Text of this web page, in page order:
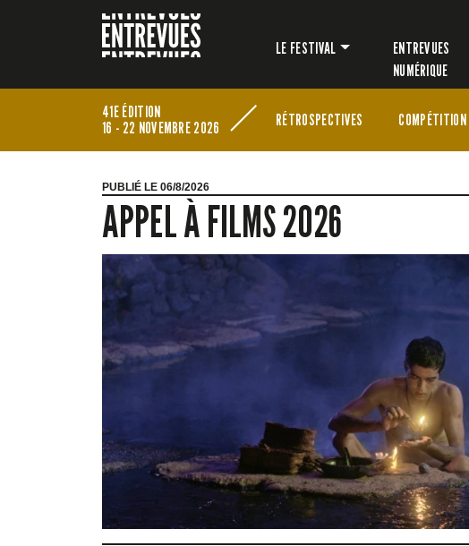
LE FESTIVAL
ENTREVUES
NUMÉRIQUE
41E ÉDITION
16 - 22 NOVEMBRE 2026
RÉTROSPECTIVES COMPÉTITION
PUBLIÉ LE 06/8/2026
APPEL À FILMS 2026